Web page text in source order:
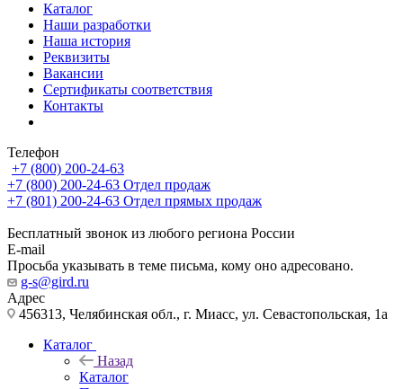
Каталог
Наши разработки
Наша история
Реквизиты
Вакансии
Сертификаты соответствия
Контакты
Телефон
+7 (800) 200-24-63
+7 (800) 200-24-63 Отдел продаж
+7 (801) 200-24-63 Отдел прямых продаж
Бесплатный звонок из любого региона России
E-mail
Просьба указывать в теме письма, кому оно адресовано.
g-s@gird.ru
Адрес
456313, Челябинская обл., г. Миасс, ул. Севастопольская, 1а
Каталог
Назад
Каталог